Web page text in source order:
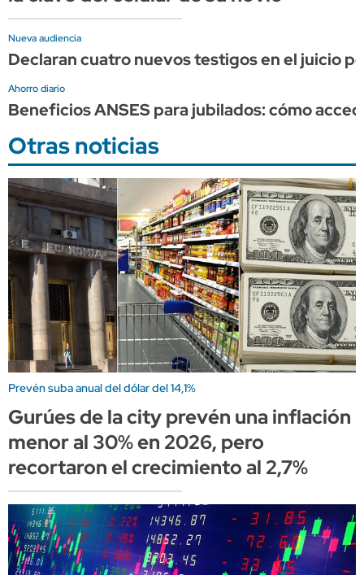
Nueva audiencia
Declaran cuatro nuevos testigos en el juicio
Ahorro diario
Beneficios ANSES para jubilados: cómo
Otras noticias
Prevén suba anual del dólar del 14,1%
Gurúes de la city prevén una inflación
menor al 30% en 2026, pero
recortaron el crecimiento al 2,7%